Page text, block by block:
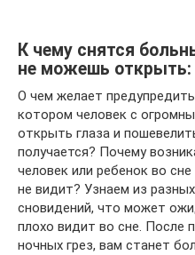
К чему снятся
не можешь открыть:
О чем желает
котором человек с
открыть глаза и
получается? Почему
человек или ребенок во
не видит? Узнаем из
сновидений, что может
плохо видит во сне. После
ночных грез, вам станет